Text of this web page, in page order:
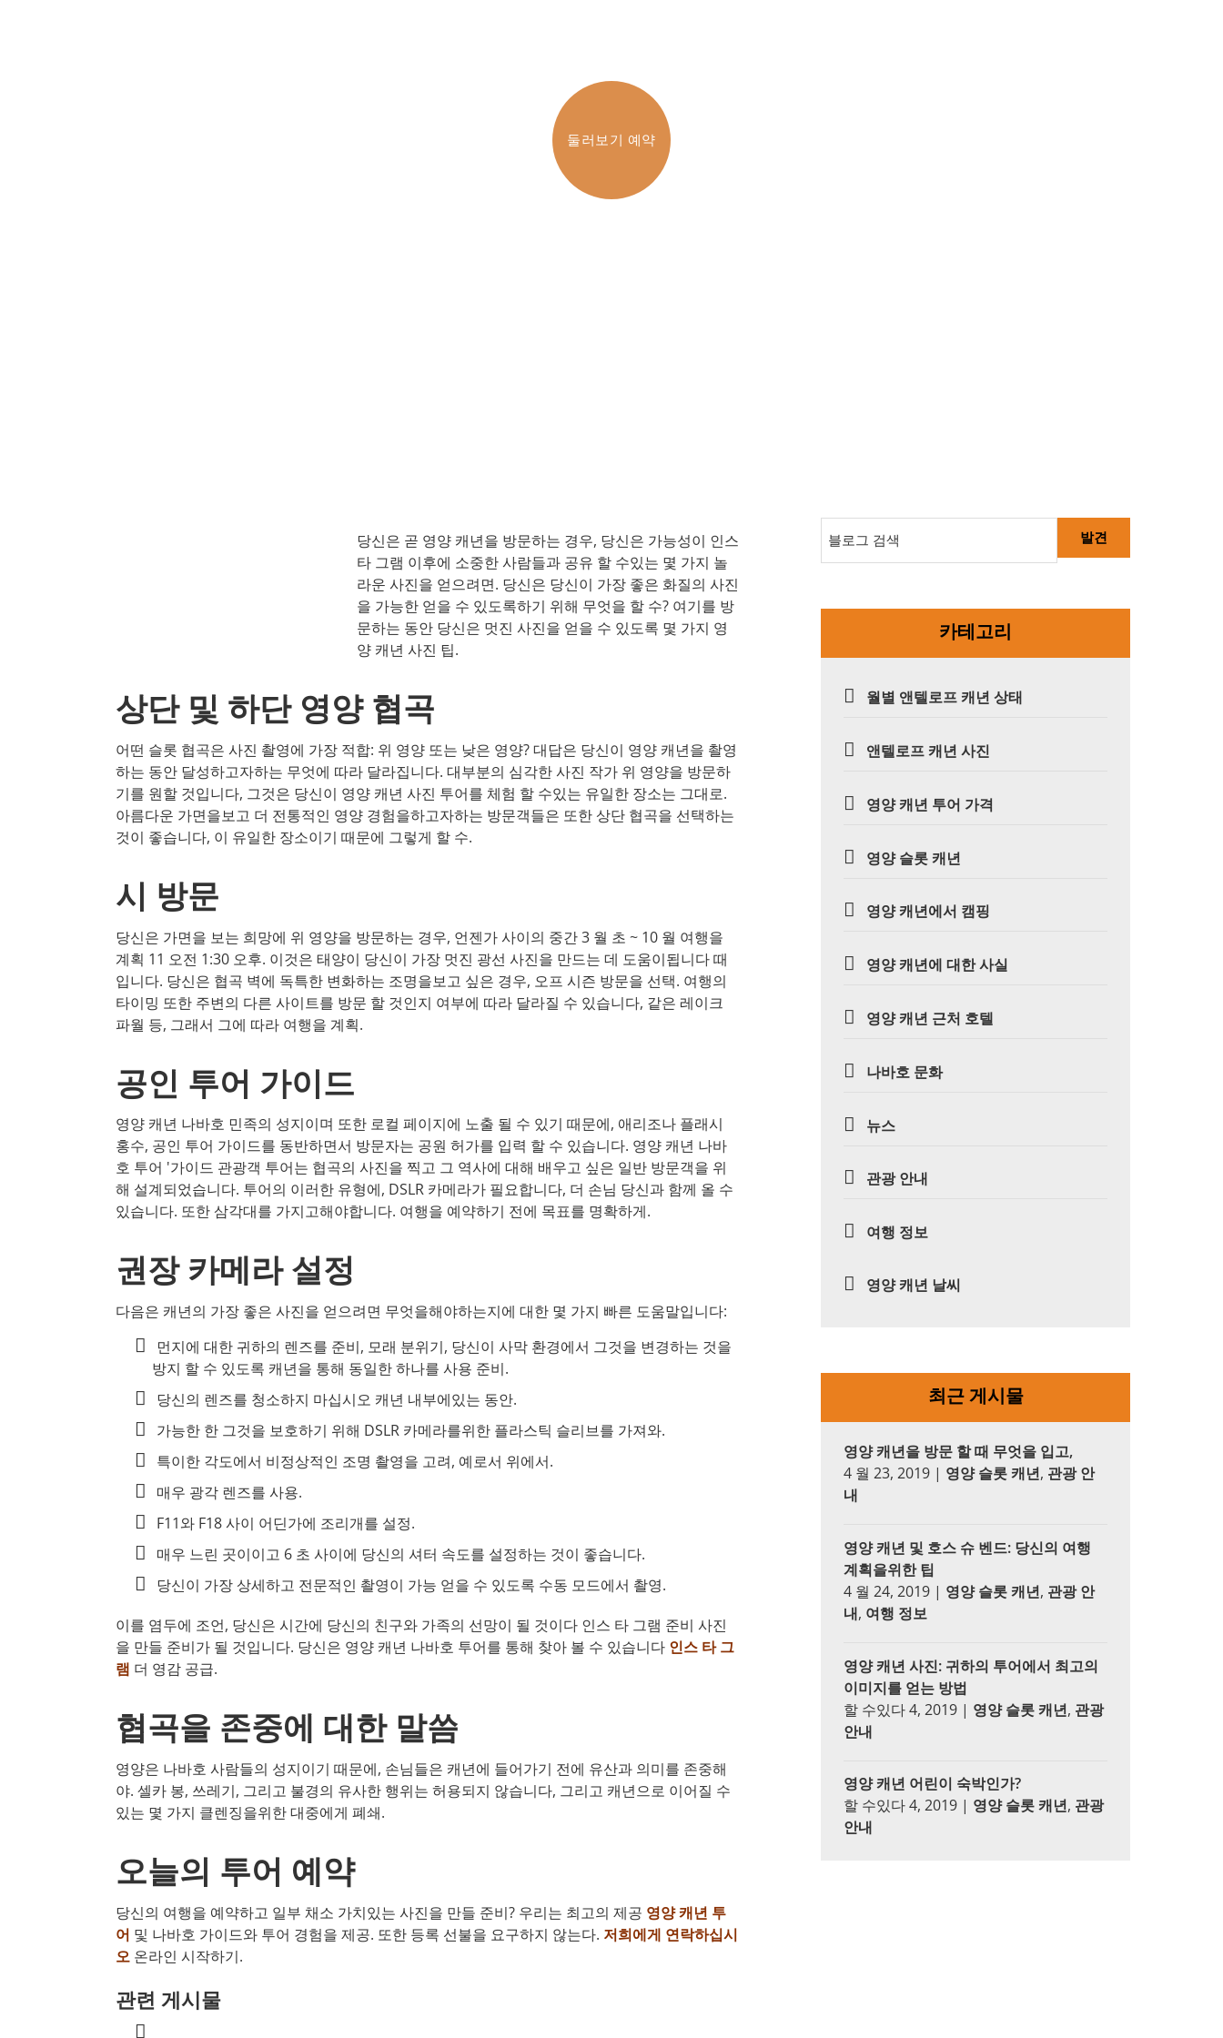
둘러보기 예약
당신은 곧 영양 캐년을 방문하는 경우, 당신은 가능성이 인스
타 그램 이후에 소중한 사람들과 공유 할 수있는 몇 가지 놀
라운 사진을 얻으려면. 당신은 당신이 가장 좋은 화질의 사진
을 가능한 얻을 수 있도록하기 위해 무엇을 할 수? 여기를 방
문하는 동안 당신은 멋진 사진을 얻을 수 있도록 몇 가지 영
양 캐년 사진 팁.
상단 및 하단 영양 협곡
어떤 슬롯 협곡은 사진 촬영에 가장 적합: 위 영양 또는 낮은 영양? 대답은 당신이 영양 캐년을 촬영
하는 동안 달성하고자하는 무엇에 따라 달라집니다. 대부분의 심각한 사진 작가 위 영양을 방문하
기를 원할 것입니다, 그것은 당신이 영양 캐년 사진 투어를 체험 할 수있는 유일한 장소는 그대로.
아름다운 가면을보고 더 전통적인 영양 경험을하고자하는 방문객들은 또한 상단 협곡을 선택하는
것이 좋습니다, 이 유일한 장소이기 때문에 그렇게 할 수.
시 방문
당신은 가면을 보는 희망에 위 영양을 방문하는 경우, 언젠가 사이의 중간 3 월 초 ~ 10 월 여행을
계획 11 오전 1:30 오후. 이것은 태양이 당신이 가장 멋진 광선 사진을 만드는 데 도움이됩니다 때
입니다. 당신은 협곡 벽에 독특한 변화하는 조명을보고 싶은 경우, 오프 시즌 방문을 선택. 여행의
타이밍 또한 주변의 다른 사이트를 방문 할 것인지 여부에 따라 달라질 수 있습니다, 같은 레이크
파월 등, 그래서 그에 따라 여행을 계획.
공인 투어 가이드
영양 캐년 나바호 민족의 성지이며 또한 로컬 페이지에 노출 될 수 있기 때문에, 애리조나 플래시
홍수, 공인 투어 가이드를 동반하면서 방문자는 공원 허가를 입력 할 수 있습니다. 영양 캐년 나바
호 투어 '가이드 관광객 투어는 협곡의 사진을 찍고 그 역사에 대해 배우고 싶은 일반 방문객을 위
해 설계되었습니다. 투어의 이러한 유형에, DSLR 카메라가 필요합니다, 더 손님 당신과 함께 올 수
있습니다. 또한 삼각대를 가지고해야합니다. 여행을 예약하기 전에 목표를 명확하게.
권장 카메라 설정
다음은 캐년의 가장 좋은 사진을 얻으려면 무엇을해야하는지에 대한 몇 가지 빠른 도움말입니다:
먼지에 대한 귀하의 렌즈를 준비, 모래 분위기, 당신이 사막 환경에서 그것을 변경하는 것을
방지 할 수 있도록 캐년을 통해 동일한 하나를 사용 준비.
당신의 렌즈를 청소하지 마십시오 캐년 내부에있는 동안.
가능한 한 그것을 보호하기 위해 DSLR 카메라를위한 플라스틱 슬리브를 가져와.
특이한 각도에서 비정상적인 조명 촬영을 고려, 예로서 위에서.
매우 광각 렌즈를 사용.
F11와 F18 사이 어딘가에 조리개를 설정.
매우 느린 곳이이고 6 초 사이에 당신의 셔터 속도를 설정하는 것이 좋습니다.
당신이 가장 상세하고 전문적인 촬영이 가능 얻을 수 있도록 수동 모드에서 촬영.
이를 염두에 조언, 당신은 시간에 당신의 친구와 가족의 선망이 될 것이다 인스 타 그램 준비 사진
을 만들 준비가 될 것입니다. 당신은 영양 캐년 나바호 투어를 통해 찾아 볼 수 있습니다 인스 타 그
램 더 영감 공급.
협곡을 존중에 대한 말씀
영양은 나바호 사람들의 성지이기 때문에, 손님들은 캐년에 들어가기 전에 유산과 의미를 존중해
야. 셀카 봉, 쓰레기, 그리고 불경의 유사한 행위는 허용되지 않습니다, 그리고 캐년으로 이어질 수
있는 몇 가지 클렌징을위한 대중에게 폐쇄.
오늘의 투어 예약
당신의 여행을 예약하고 일부 채소 가치있는 사진을 만들 준비? 우리는 최고의 제공 영양 캐년 투
어 및 나바호 가이드와 투어 경험을 제공. 또한 등록 선불을 요구하지 않는다. 저희에게 연락하십시
오 온라인 시작하기.
관련 게시물
발견
카테고리
월별 앤텔로프 캐년 상태
앤텔로프 캐년 사진
영양 캐년 투어 가격
영양 슬롯 캐년
영양 캐년에서 캠핑
영양 캐년에 대한 사실
영양 캐년 근처 호텔
나바호 문화
뉴스
관광 안내
여행 정보
영양 캐년 날씨
최근 게시물
영양 캐년을 방문 할 때 무엇을 입고,
4 월 23, 2019 | 영양 슬롯 캐년, 관광 안
내
영양 캐년 및 호스 슈 벤드: 당신의 여행
계획을위한 팁
4 월 24, 2019 | 영양 슬롯 캐년, 관광 안
내, 여행 정보
영양 캐년 사진: 귀하의 투어에서 최고의
이미지를 얻는 방법
할 수있다 4, 2019 | 영양 슬롯 캐년, 관광
안내
영양 캐년 어린이 숙박인가?
할 수있다 4, 2019 | 영양 슬롯 캐년, 관광
안내